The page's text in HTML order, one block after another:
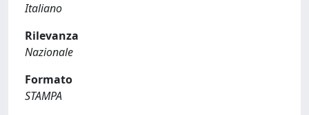
Italiano
Rilevanza
Nazionale
Formato
STAMPA